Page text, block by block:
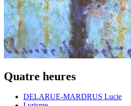
Quatre heures
DELARUE-MARDRUS Lucie